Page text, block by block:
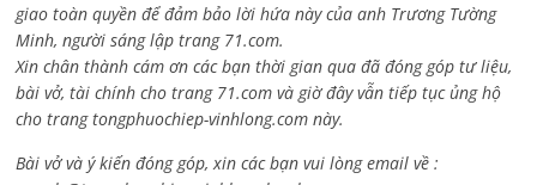
giao toàn quyền để đảm bảo lời hứa này của anh Trương Tường
Minh, người sáng lập trang 71.com.
Xin chân thành cám ơn các bạn thời gian qua đã đóng góp tư liệu,
bài vở, tài chính cho trang 71.com và giờ đây vẫn tiếp tục ủng hộ
cho trang tongphuochiep-vinhlong.com này.
Bài vở và ý kiến đóng góp, xin các bạn vui lòng email về :